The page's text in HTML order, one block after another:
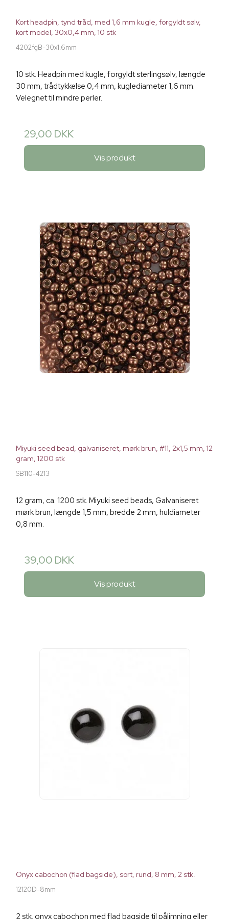
Kort headpin, tynd tråd, med 1,6 mm kugle, forgyldt sølv,
kort model, 30x0,4 mm, 10 stk
4202fgB-30x1.6mm
10 stk. Headpin med kugle, forgyldt sterlingsølv, længde
30 mm, trådtykkelse 0,4 mm, kuglediameter 1,6 mm.
Velegnet til mindre perler.
29,00 DKK
Vis produkt
Miyuki seed bead, galvaniseret, mørk brun, #11, 2x1,5 mm, 12
gram, 1200 stk
SB110-4213
12 gram, ca. 1200 stk. Miyuki seed beads, Galvaniseret
mørk brun, længde 1,5 mm, bredde 2 mm, huldiameter
0,8 mm.
39,00 DKK
Vis produkt
Onyx cabochon (flad bagside), sort, rund, 8 mm, 2 stk.
12120D-8mm
2 stk. onyx cabochon med flad bagside til pålimning eller